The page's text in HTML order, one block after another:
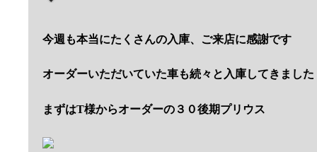
今週も本当にたくさんの入庫、ご来店に感謝です
オーダーいただいていた車も続々と入庫してきました
まずはT様からオーダーの３０後期プリウス